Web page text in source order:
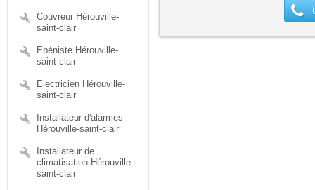
Couvreur Hérouville-
saint-clair
Ebéniste Hérouville-
saint-clair
Electricien Hérouville-
saint-clair
Installateur d'alarmes
Hérouville-saint-clair
Installateur de
climatisation Hérouville-
saint-clair